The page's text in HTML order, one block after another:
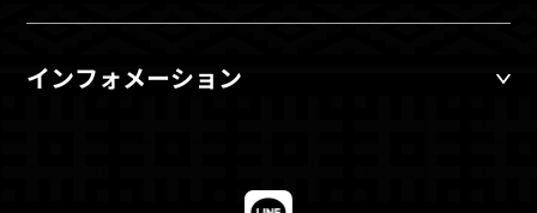
インフォメーション